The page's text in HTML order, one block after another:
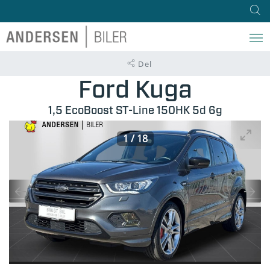
Del
Ford Kuga
1,5 EcoBoost ST-Line 150HK 5d 6g
1/18